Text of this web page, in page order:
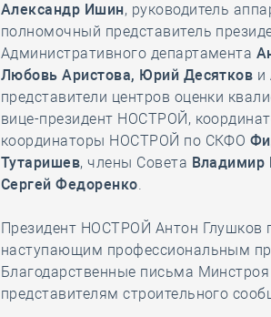
Александр Ишин, руководитель
полномочный представитель
Административного департамента
Любовь Аристова, Юрий Десятков и
представители центров оценки
вице-президент НОСТРОЙ,
координаторы НОСТРОЙ по СКФО
Тутаришев, члены Совета Владимир
Сергей Федоренко.
Президент НОСТРОЙ Антон Глушков
наступающим профессиональным
Благодарственные письма
представителям строительного